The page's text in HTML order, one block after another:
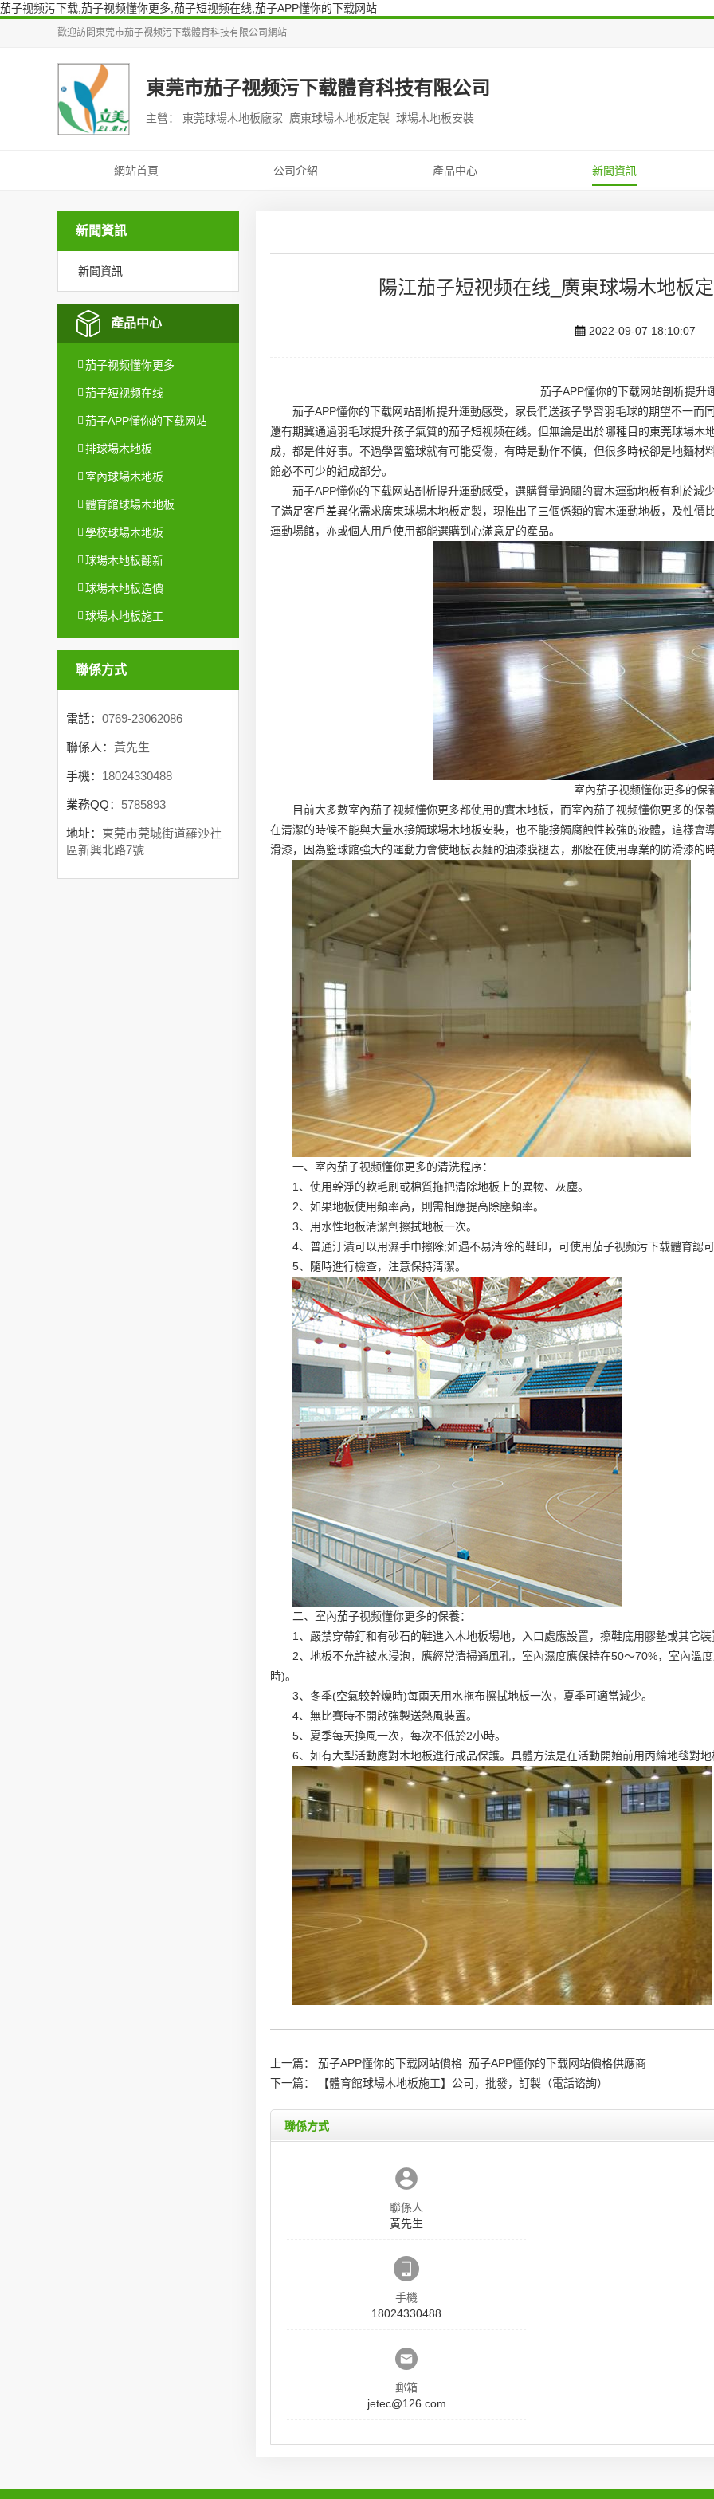
茄子视频污下载,茄子视频懂你更多,茄子短视频在线,茄子APP懂你的下载网站
歡迎訪問 東莞市茄子视频污下载體育科技有限公司 網站
東莞市茄子视频污下载體育科技有限公司
主營： 東莞球場木地板廠家 廣東球場木地板定製 球場木地板安裝
網站首頁 公司介紹 產品中心 新聞資訊
新聞資訊
新聞資訊
產品中心
茄子视频懂你更多
茄子短视频在线
茄子APP懂你的下载网站
排球場木地板
室內球場木地板
體育館球場木地板
學校球場木地板
球場木地板翻新
球場木地板造價
球場木地板施工
聯係方式
電話： 0769-23062086
聯係人： 黃先生
手機： 18024330488
業務QQ： 5785893
地址： 東莞市莞城街道羅沙社
區新興北路7號
陽江茄子短视频在线_廣東球場木地板
2022-09-07 18:10:07
茄子APP懂你的下载网站剖析提升
茄子APP懂你的下载网站剖析提升運動感受，家長們送孩子學習羽毛球的期望不一而
還有期冀通過羽毛球提升孩子氣質的茄子短视频在线。但無論是出於哪種目的東莞球場木
成，都是件好事。不過學習籃球就有可能受傷，有時是動作不慎，但很多時候卻是地麵
館必不可少的組成部分。
茄子APP懂你的下载网站剖析提升運動感受，選購質量過關的實木運動地板有利於減
了滿足客戶差異化需求廣東球場木地板定製，現推出了三個係類的實木運動地板，及性價
運動場館，亦或個人用戶使用都能選購到心滿意足的產品。
室內茄子视频懂你更多的保
目前大多數室內茄子视频懂你更多都使用的實木地板，而室內茄子视频懂你更多的
在清潔的時候不能與大量水接觸球場木地板安裝，也不能接觸腐蝕性較強的液體，這樣會
滑漆，因為籃球館強大的運動力會使地板表麵的油漆膜褪去，那麽在使用專業的防滑漆的
一、室內茄子视频懂你更多的清洗程序：
1、使用幹淨的軟毛刷或棉質拖把清除地板上的異物、灰塵。
2、如果地板使用頻率高，則需相應提高除塵頻率。
3、用水性地板清潔劑擦拭地板一次。
4、普通汙漬可以用濕手巾擦除;如遇不易清除的鞋印，可使用茄子视频污下载體育認可
5、隨時進行檢查，注意保持清潔。
二、室內茄子视频懂你更多的保養：
1、嚴禁穿帶釘和有砂石的鞋進入木地板場地，入口處應設置，擦鞋底用膠墊或其它裝
2、地板不允許被水浸泡，應經常清掃通風孔，室內濕度應保持在50～70%，室內
時)。
3、冬季(空氣較幹燥時)每兩天用水拖布擦拭地板一次，夏季可適當減少。
4、無比賽時不開啟強製送熱風裝置。
5、夏季每天換風一次，每次不低於2小時。
6、如有大型活動應對木地板進行成品保護。具體方法是在活動開始前用丙綸地毯對
上一篇：
茄子APP懂你的下载网站價格_茄子APP懂你的下载网站價格供應商
下一篇：
【體育館球場木地板施工】公司，批發，訂製（電話谘詢）
聯係方式
聯係人
黃先生
手機
18024330488
郵箱
jetec@126.com